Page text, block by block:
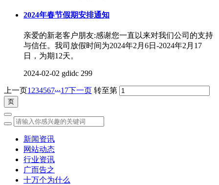
2024年春节假期安排通知
亲爱的新老客户朋友:感谢您一直以来对我们公司的支持
与信任。我司放假时间为2024年2月6日-2024年2月17
日，为期12天。
2024-02-02 gdidc 299
上一页1 234567...17下一页 转至第
新闻资讯
网站动态
行业资讯
广而告之
十万个为什么